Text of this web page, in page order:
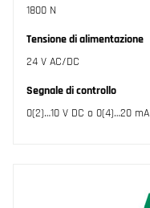
1800 N
Tensione di alimentazione
24 V AC/DC
Segnale di controllo
0(2)…10 V DC o 0(4)…20 mA